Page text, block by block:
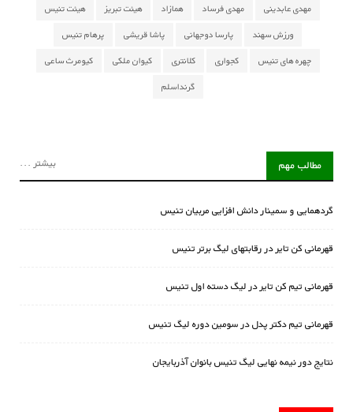
مهدی عابدینی مهدی فرساد همازاد هیئت تبریز هیئت تنیس
ورزش سهند پارسا دوجهانی پاشا قریشی پرهام تنیس
چهره های تنیس کجواری کلانتری کیوان ملکی کیومرث ساعی
گرنداسلم
مطالب مهم بیشتر ...
گردهمایی و سمینار دانش افزایی مربیان تنیس
قهرمانی کن تایر در رقابتهای لیگ برتر تنیس
قهرمانی تیم کن تایر در لیگ دسته اول تنیس
قهرمانی تیم دکتر پدل در سومین دوره لیگ تنیس
نتایج دور نیمه نهایی لیگ تنیس بانوان آذربایجان